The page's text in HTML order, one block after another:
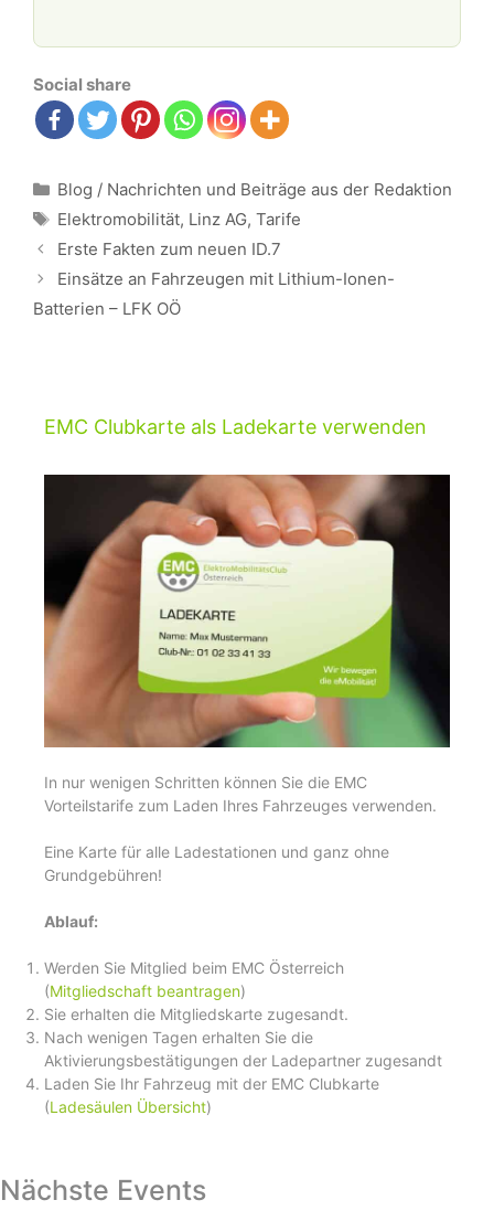
Social share
Kategorien
Blog / Nachrichten und Beiträge aus der Redaktion
Schlagwörter
Elektromobilität, Linz AG, Tarife
Beitrags-
Navigation
Erste Fakten zum neuen ID.7
Einsätze an Fahrzeugen mit Lithium-Ionen-
Batterien – LFK OÖ
EMC Clubkarte als Ladekarte verwenden
In nur wenigen Schritten können Sie die EMC
Vorteilstarife zum Laden Ihres Fahrzeuges verwenden.
Eine Karte für alle Ladestationen und ganz ohne
Grundgebühren!
Ablauf:
Werden Sie Mitglied beim EMC Österreich
(Mitgliedschaft beantragen)
Sie erhalten die Mitgliedskarte zugesandt.
Nach wenigen Tagen erhalten Sie die
Aktivierungsbestätigungen der Ladepartner zugesandt
Laden Sie Ihr Fahrzeug mit der EMC Clubkarte
(Ladesäulen Übersicht)
Nächste Events